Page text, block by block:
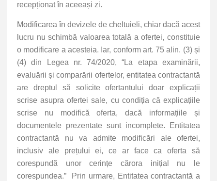
recepționat în aceeași zi.
Modificarea în devizele de cheltuieli, chiar dacă acest
lucru nu schimbă valoarea totală a ofertei, constituie
o modificare a acesteia. Iar, conform art. 75 alin. (3) și
(4) din Legea nr. 74/2020, “La etapa examinării,
evaluării și comparării ofertelor, entitatea contractantă
are dreptul să solicite ofertantului doar explicații
scrise asupra ofertei sale, cu condiția că explicațiile
scrise nu modifică oferta, dacă informațiile și
documentele prezentate sunt incomplete. Entitatea
contractantă nu va admite modificări ale ofertei,
inclusiv ale prețului ei, ce ar face ca oferta să
corespundă unor cerințe cărora inițial nu le
corespundea.” Prin urmare, Entitatea contractantă a